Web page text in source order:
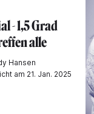
- 1,5 Grad
alle
Hansen
am 21. Jan. 2025